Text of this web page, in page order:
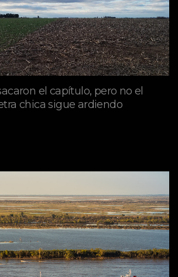
el capítulo, pero no el
chica sigue ardiendo